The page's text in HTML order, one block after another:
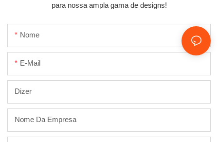
para nossa ampla gama de designs!
Nome
E-Mail
Dizer
Nome Da Empresa